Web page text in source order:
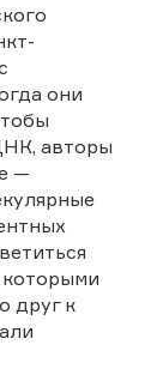
они
авторы
—
которыми
друг к